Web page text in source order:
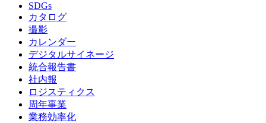
SDGs
カタログ
撮影
カレンダー
デジタルサイネージ
統合報告書
社内報
ロジスティクス
周年事業
業務効率化